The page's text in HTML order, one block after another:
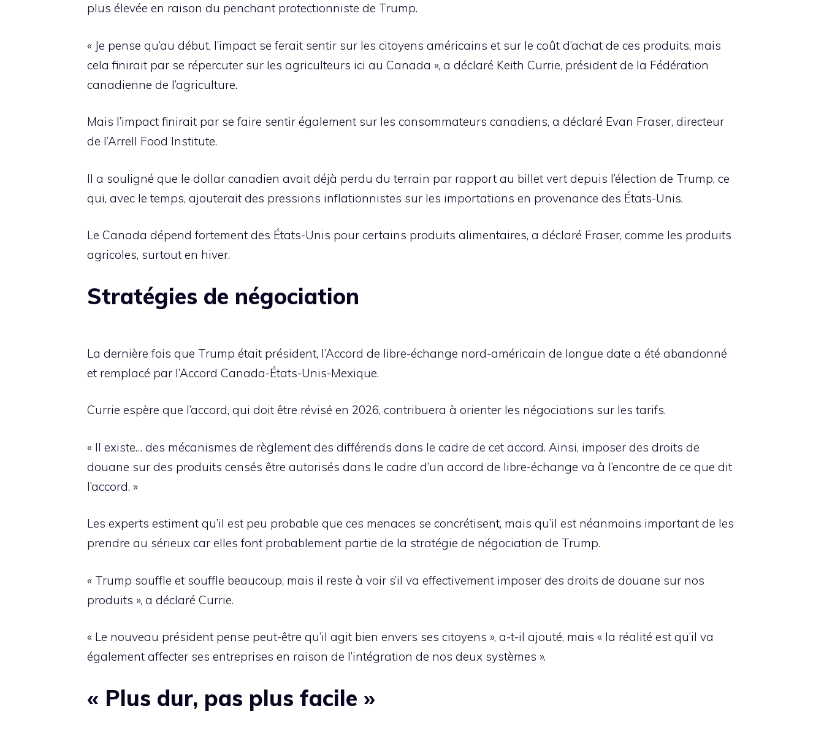
plus élevée en raison du penchant protectionniste de Trump.
« Je pense qu’au début, l’impact se ferait sentir sur les citoyens américains et sur le coût d’achat de ces produits, mais
cela finirait par se répercuter sur les agriculteurs ici au Canada », a déclaré Keith Currie, président de la Fédération
canadienne de l’agriculture.
Mais l’impact finirait par se faire sentir également sur les consommateurs canadiens, a déclaré Evan Fraser, directeur
de l’Arrell Food Institute.
Il a souligné que le dollar canadien avait déjà perdu du terrain par rapport au billet vert depuis l’élection de Trump, ce
qui, avec le temps, ajouterait des pressions inflationnistes sur les importations en provenance des États-Unis.
Le Canada dépend fortement des États-Unis pour certains produits alimentaires, a déclaré Fraser, comme les produits
agricoles, surtout en hiver.
Stratégies de négociation
La dernière fois que Trump était président, l’Accord de libre-échange nord-américain de longue date a été abandonné
et remplacé par l’Accord Canada-États-Unis-Mexique.
Currie espère que l’accord, qui doit être révisé en 2026, contribuera à orienter les négociations sur les tarifs.
« Il existe… des mécanismes de règlement des différends dans le cadre de cet accord. Ainsi, imposer des droits de
douane sur des produits censés être autorisés dans le cadre d’un accord de libre-échange va à l’encontre de ce que dit
l’accord. »
Les experts estiment qu’il est peu probable que ces menaces se concrétisent, mais qu’il est néanmoins important de les
prendre au sérieux car elles font probablement partie de la stratégie de négociation de Trump.
« Trump souffle et souffle beaucoup, mais il reste à voir s’il va effectivement imposer des droits de douane sur nos
produits », a déclaré Currie.
« Le nouveau président pense peut-être qu’il agit bien envers ses citoyens », a-t-il ajouté, mais « la réalité est qu’il va
également affecter ses entreprises en raison de l’intégration de nos deux systèmes ».
« Plus dur, pas plus facile »